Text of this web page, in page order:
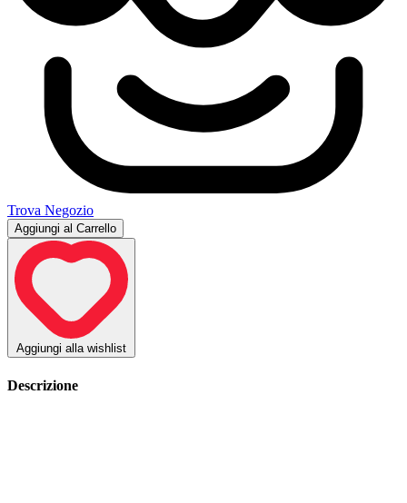
Trova Negozio
Aggiungi al Carrello
Aggiungi alla wishlist
Descrizione